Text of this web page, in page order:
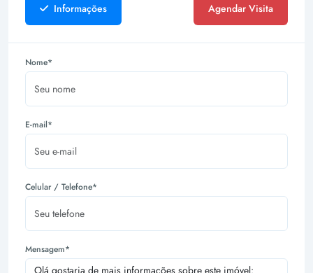
Informações Agendar Visita
Nome*
E-mail*
Celular / Telefone*
Mensagem*